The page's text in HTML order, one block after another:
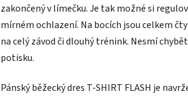
zakončený v límečku. Je tak možné si
mírném ochlazení. Na bocích jsou celkem
na celý závod či dlouhý trénink. Nesmí
potisku.
Pánský běžecký dres T-SHIRT FLASH je